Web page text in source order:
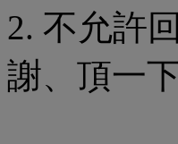
2. 不允許
謝、頂一